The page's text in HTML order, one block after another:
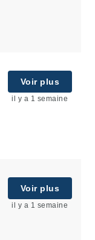
Voir plus
il y a 1 semaine
Voir plus
il y a 1 semaine